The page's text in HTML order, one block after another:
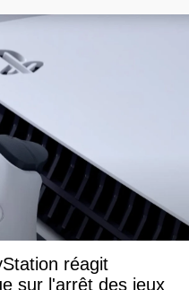
réagit
sur l'arrêt des jeux